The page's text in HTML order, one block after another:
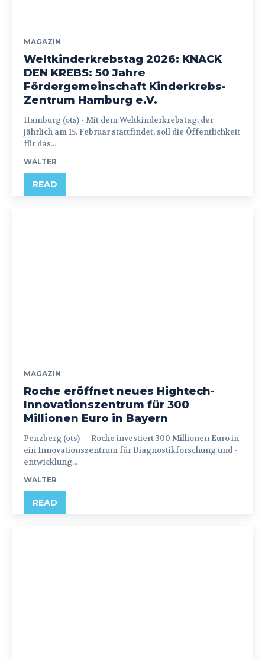
MAGAZIN
Weltkinderkrebstag 2026: KNACK
DEN KREBS: 50 Jahre
Fördergemeinschaft Kinderkrebs-
Zentrum Hamburg e.V.
Hamburg (ots) - Mit dem Weltkinderkrebstag, der
jährlich am 15. Februar stattfindet, soll die Öffentlichkeit
für das...
WALTER
READ
MAGAZIN
Roche eröffnet neues Hightech-
Innovationszentrum für 300
Millionen Euro in Bayern
Penzberg (ots) - - Roche investiert 300 Millionen Euro in
ein Innovationszentrum für Diagnostikforschung und -
entwicklung...
WALTER
READ